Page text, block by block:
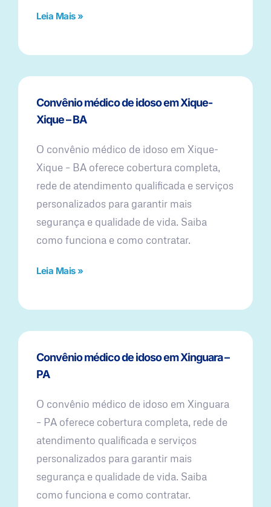
Leia Mais »
Convênio médico de idoso em Xique-
Xique – BA
O convênio médico de idoso em Xique-
Xique – BA oferece cobertura completa,
rede de atendimento qualificada e serviços
personalizados para garantir mais
segurança e qualidade de vida. Saiba
como funciona e como contratar.
Leia Mais »
Convênio médico de idoso em Xinguara –
PA
O convênio médico de idoso em Xinguara
– PA oferece cobertura completa, rede de
atendimento qualificada e serviços
personalizados para garantir mais
segurança e qualidade de vida. Saiba
como funciona e como contratar.